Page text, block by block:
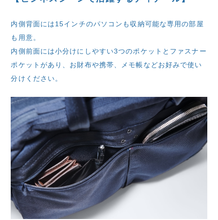
内側背面には15インチのパソコンも収納可能な専用の部屋
も用意。
内側前面には小分けにしやすい3つのポケットとファスナー
ポケットがあり、お財布や携帯、メモ帳などお好みで使い
分けください。